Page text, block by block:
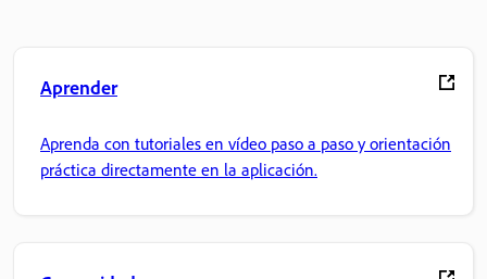
Aprender
Aprenda con tutoriales en vídeo paso a paso y orientación
práctica directamente en la aplicación.